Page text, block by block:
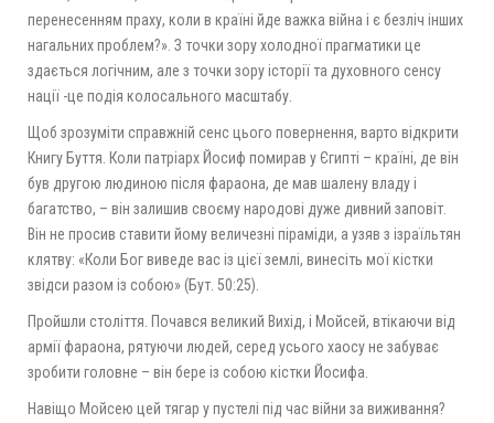
перенесенням праху, коли в країні йде важка війна і є безліч інших
нагальних проблем?». З точки зору холодної прагматики це
здається логічним, але з точки зору історії та духовного сенсу
нації -це подія колосального масштабу.
Щоб зрозуміти справжній сенс цього повернення, варто відкрити
Книгу Буття. Коли патріарх Йосиф помирав у Єгипті – країні, де він
був другою людиною після фараона, де мав шалену владу і
багатство, – він залишив своєму народові дуже дивний заповіт.
Він не просив ставити йому величезні піраміди, а узяв з ізраїльтян
клятву: «Коли Бог виведе вас із цієї землі, винесіть мої кістки
звідси разом із собою» (Бут. 50:25).
Пройшли століття. Почався великий Вихід, і Мойсей, втікаючи від
армії фараона, рятуючи людей, серед усього хаосу не забуває
зробити головне – він бере із собою кістки Йосифа.
Навіщо Мойсею цей тягар у пустелі під час війни за виживання?